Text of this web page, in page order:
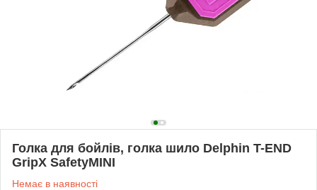
Голка для бойлів, голка шило Delphin T-END
GripX SafetyMINI
Немає в наявності